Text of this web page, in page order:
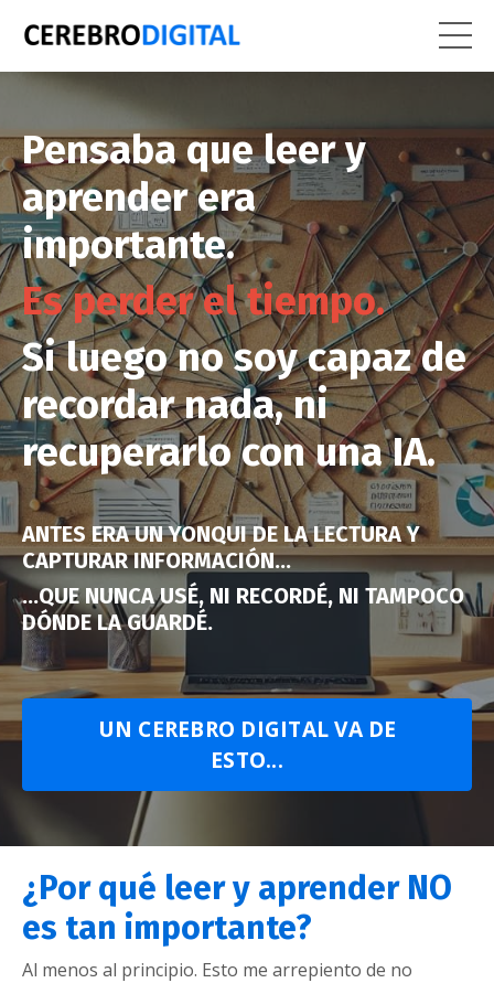
Pensaba que leer y
aprender era
importante.
Es perder el tiempo.
Si luego no soy capaz de
recordar nada, ni
recuperarlo con una IA.
ANTES ERA UN YONQUI DE LA LECTURA Y
CAPTURAR INFORMACIÓN...
...QUE NUNCA USÉ, NI RECORDÉ, NI TAMPOCO
DÓNDE LA GUARDÉ.
UN CEREBRO DIGITAL VA DE
ESTO...
¿Por qué leer y aprender NO
es tan importante?
Al menos al principio. Esto me arrepiento de no